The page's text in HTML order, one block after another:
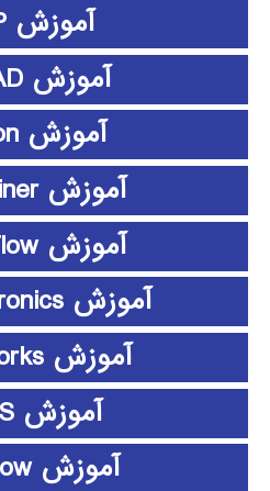
آموزش PHP
آموزش PSCAD
آموزش python
آموزش rapidminer
آموزش ShowFlow
آموزش SimElectronics
آموزش SolidWorks
آموزش SPSS
آموزش stateflow